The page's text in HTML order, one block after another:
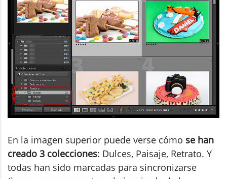
En la imagen superior puede verse cómo se han
creado 3 colecciones: Dulces, Paisaje, Retrato. Y
todas han sido marcadas para sincronizarse